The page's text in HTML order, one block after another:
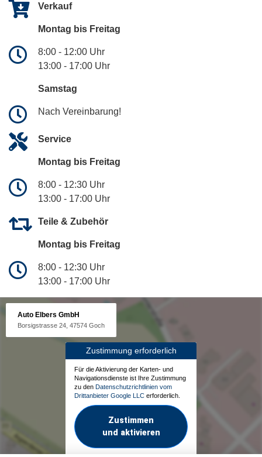
Verkauf
Montag bis Freitag
8:00 - 12:00 Uhr
13:00 - 17:00 Uhr
Samstag
Nach Vereinbarung!
Service
Montag bis Freitag
8:00 - 12:30 Uhr
13:00 - 17:00 Uhr
Teile & Zubehör
Montag bis Freitag
8:00 - 12:30 Uhr
13:00 - 17:00 Uhr
Auto Elbers GmbH
Borsigstrasse 24, 47574 Goch
Zustimmung erforderlich
Für die Aktivierung der Karten- und
Navigationsdienste ist Ihre Zustimmung
zu den Datenschutzrichtlinien vom
Drittanbieter Google LLC erforderlich.
Zustimmen
und aktivieren